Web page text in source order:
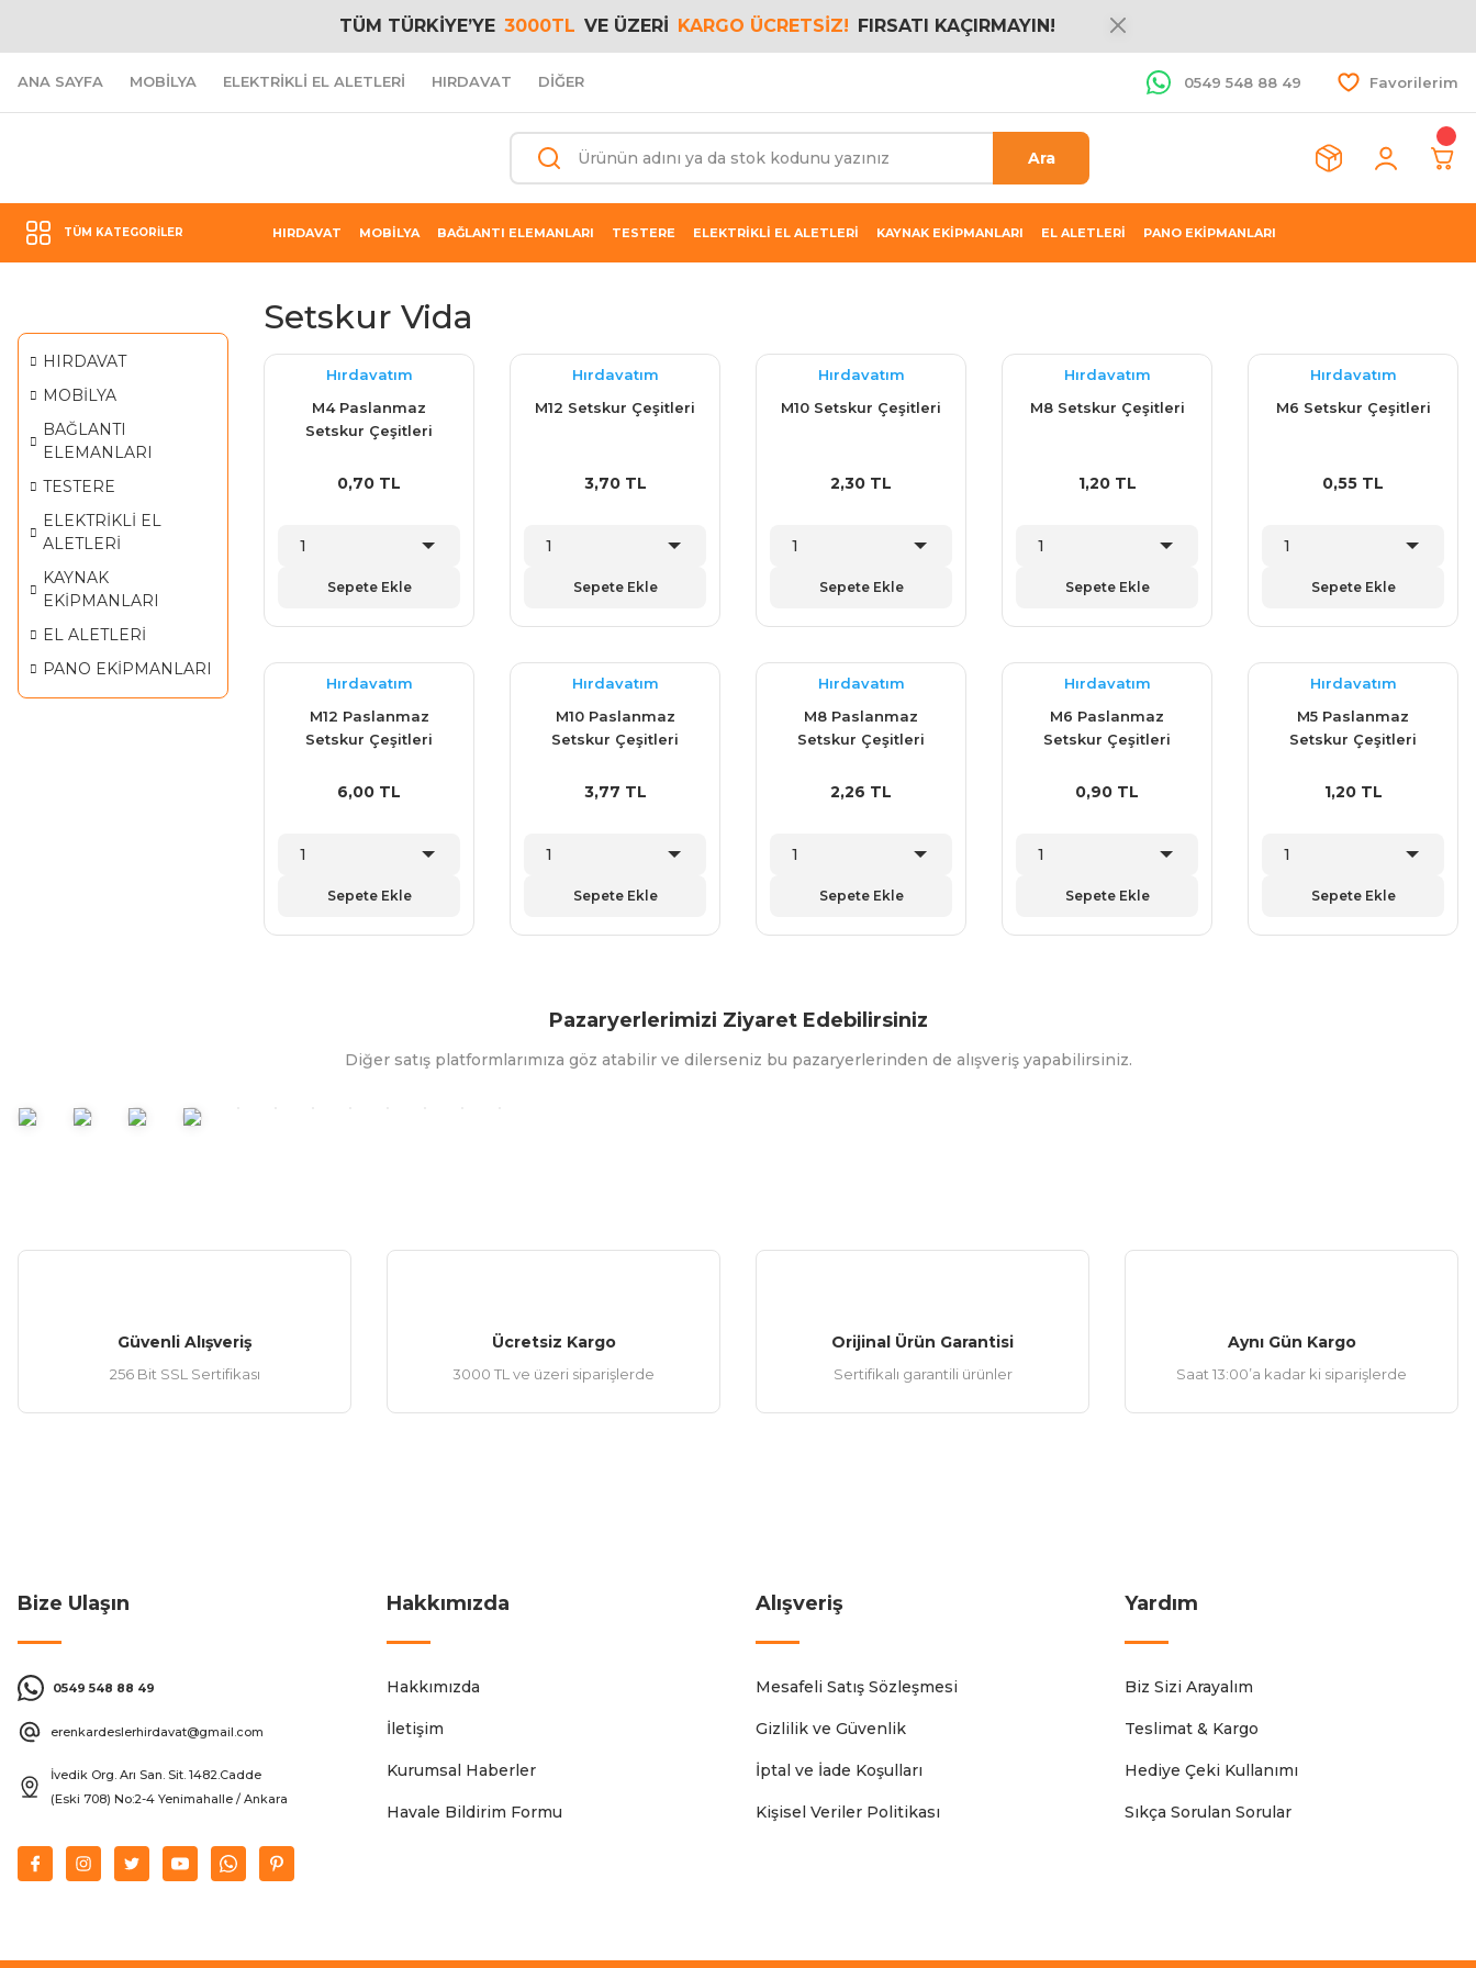
TÜM TÜRKİYE’YE 3000TL VE ÜZERİ KARGO ÜCRETSİZ! FIRSATI KAÇIRMAYIN!
ANA SAYFA MOBİLYA ELEKTRİKLİ EL ALETLERİ HIRDAVAT DİĞER 0549 548 88 49 Favorilerim
Ara
TÜM KATEGORILER HIRDAVAT MOBİLYA BAĞLANTI ELEMANLARI TESTERE ELEKTRİKLİ EL ALETLERİ KAYNAK EKİPMANLARI EL ALETLERİ PANO EKİPMANLARI
HIRDAVAT
MOBİLYA
BAĞLANTI
ELEMANLARI
TESTERE
ELEKTRİKLİ EL
ALETLERİ
KAYNAK
EKİPMANLARI
EL ALETLERİ
PANO EKİPMANLARI
Setskur Vida
Hırdavatım
M4 Paslanmaz
Setskur Çeşitleri
0,70 TL
Sepete Ekle
Hırdavatım
M12 Setskur Çeşitleri
3,70 TL
Sepete Ekle
Hırdavatım
M10 Setskur Çeşitleri
2,30 TL
Sepete Ekle
Hırdavatım
M8 Setskur Çeşitleri
1,20 TL
Sepete Ekle
Hırdavatım
M6 Setskur Çeşitleri
0,55 TL
Sepete Ekle
Hırdavatım
M12 Paslanmaz
Setskur Çeşitleri
6,00 TL
Sepete Ekle
Hırdavatım
M10 Paslanmaz
Setskur Çeşitleri
3,77 TL
Sepete Ekle
Hırdavatım
M8 Paslanmaz
Setskur Çeşitleri
2,26 TL
Sepete Ekle
Hırdavatım
M6 Paslanmaz
Setskur Çeşitleri
0,90 TL
Sepete Ekle
Hırdavatım
M5 Paslanmaz
Setskur Çeşitleri
1,20 TL
Sepete Ekle
Pazaryerlerimizi Ziyaret Edebilirsiniz
Diğer satış platformlarımıza göz atabilir ve dilerseniz bu pazaryerlerinden de alışveriş yapabilirsiniz.
Güvenli Alışveriş
256 Bit SSL Sertifikası
Ücretsiz Kargo
3000 TL ve üzeri siparişlerde
Orijinal Ürün Garantisi
Sertifikalı garantili ürünler
Aynı Gün Kargo
Saat 13:00’a kadar ki siparişlerde
Bize Ulaşın
0549 548 88 49
erenkardeslerhirdavat@gmail.com
İvedik Org. Arı San. Sit. 1482.Cadde
(Eski 708) No:2-4 Yenimahalle / Ankara
Hakkımızda
Hakkımızda
İletişim
Kurumsal Haberler
Havale Bildirim Formu
Alışveriş
Mesafeli Satış Sözleşmesi
Gizlilik ve Güvenlik
İptal ve İade Koşulları
Kişisel Veriler Politikası
Yardım
Biz Sizi Arayalım
Teslimat & Kargo
Hediye Çeki Kullanımı
Sıkça Sorulan Sorular